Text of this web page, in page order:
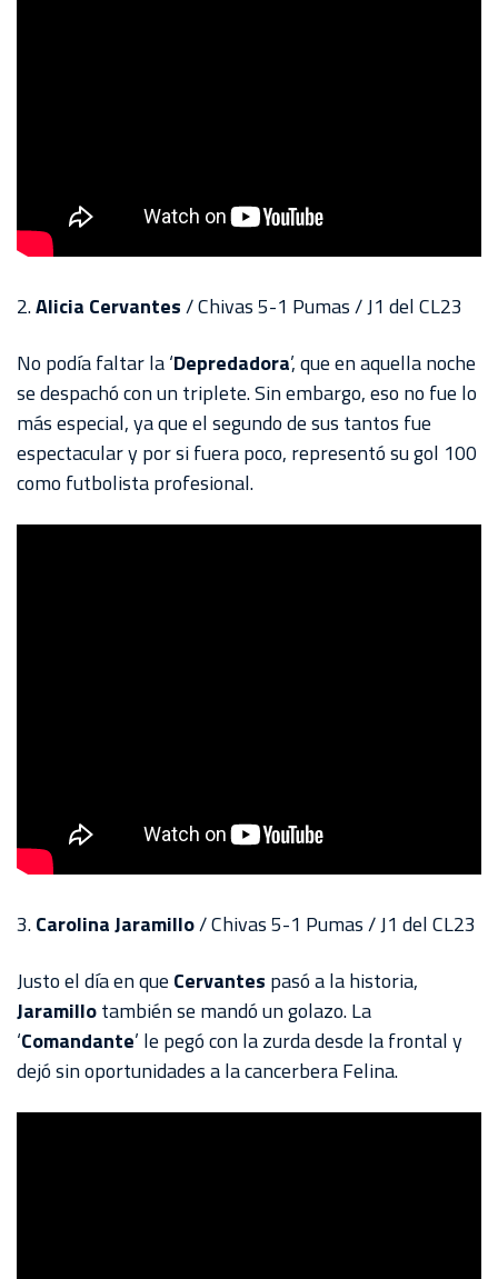
2.Alicia Cervantes/ Chivas 5-1 Pumas / J1 del CL23
No podía faltar la ‘Depredadora’, que en aquella noche
se despachó con un triplete. Sin embargo, eso no fue lo
más especial, ya que el segundo de sus tantos fue
espectacular y por si fuera poco, representó su gol 100
como futbolista profesional.
3.Carolina Jaramillo/ Chivas 5-1 Pumas / J1 del CL23
Justo el día en que Cervantes pasó a la historia,
Jaramillotambién se mandó un golazo. La
‘Comandante’ le pegó con la zurda desde la frontal y
dejó sin oportunidades a la cancerbera Felina.